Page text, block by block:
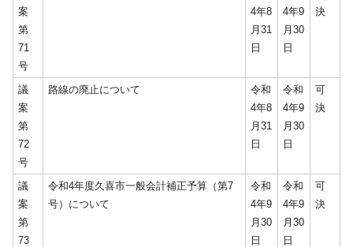
案
第
71
号
4年8
月31
日
4年9
月30
日
決
議
案
第
72
号
路線の廃止について
令和
4年8
月31
日
令和
4年9
月30
日
可
決
議
案
第
73
令和4年度久喜市一般会計補正予算（第7
号）について
令和
4年9
月30
日
令和
4年9
月30
日
可
決